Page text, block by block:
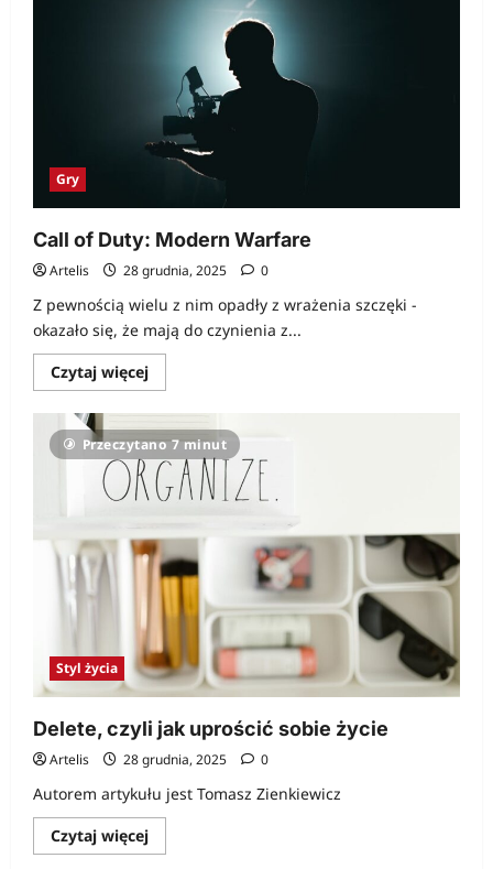
Gry
Call of Duty: Modern Warfare
Artelis 28 grudnia, 2025 0
Z pewnością wielu z nim opadły z wrażenia szczęki -
okazało się, że mają do czynienia z...
Czytaj więcejDowiedz
się
o
Call
of
Duty:
Modern
Warfare
Przeczytano 7 minut
Styl życia
Delete, czyli jak uprościć sobie życie
Artelis 28 grudnia, 2025 0
Autorem artykułu jest Tomasz Zienkiewicz
Czytaj więcejDowiedz
się